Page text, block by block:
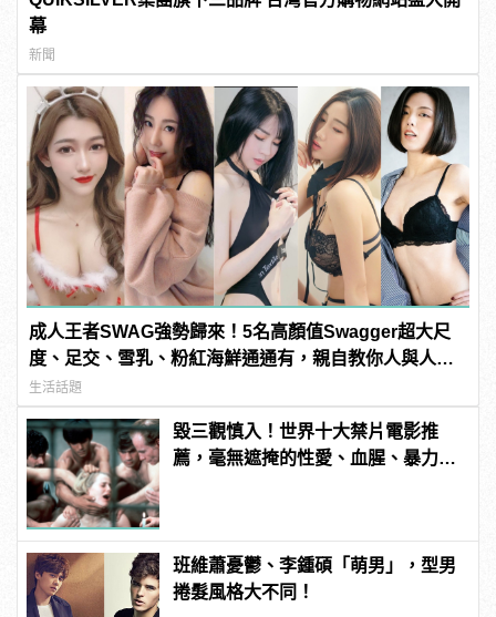
幕
新聞
成人王者SWAG強勢歸來！5名高顏值Swagger超大尺
度、足交、雪乳、粉紅海鮮通通有，親自教你人與人的
連結！ | manfashion這樣變型男
生活話題
毀三觀慎入！世界十大禁片電影推
薦，毫無遮掩的性愛、血腥、暴力、
班維蕭憂鬱、李鍾碩「萌男」，型男
捲髮風格大不同！